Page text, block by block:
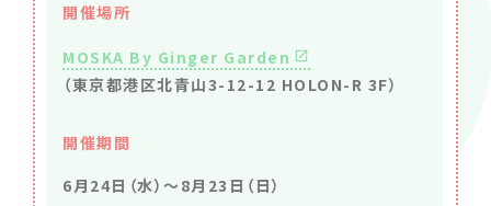
開催場所
MOSKA By Ginger Garden
（東京都港区北青山3-12-12 HOLON-R 3F）
開催期間
6月24日（水）～8月23日（日）